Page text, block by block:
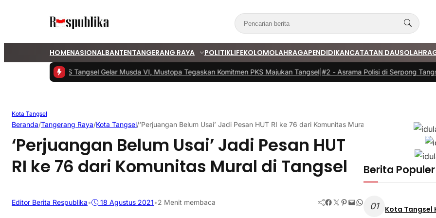
HOMENASIONALBANTENTANGERANG RAYA POLITIKLIFEKOLOMOLAHRAGAPENDIDIKANCATATAN DAUS
PKS Tangsel Gelar Musda VI, Mustopa Tegaskan Komitmen PKS Majukan Tangsel|#2 -Asrama Polisi di Serpong Tangsel
Kota Tangsel
Beranda/Tangerang Raya/Kota Tangsel/‘Perjuangan Belum Usai’ Jadi Pesan HUT RI ke 76 dari Komunitas Mural di Tangsel
‘Perjuangan Belum Usai’ Jadi Pesan HUT
RI ke 76 dari Komunitas Mural di Tangsel
Editor Berita Respublika• 18 Agustus 2021•2 Menit membaca Facebook Twitter Pinterest Mail WhatsApp
Berita Populer
01 Kota Tangsel